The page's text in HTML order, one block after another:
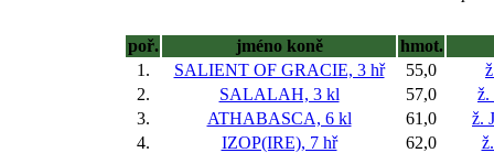
poř. jméno koně
hmot.
1.
SALIENT OF GRACIE, 3 hř 55,0
2.
SALALAH, 3 kl 57,0
ž.
3.
ATHABASCA, 6 kl 61,0
ž.
4.
IZOP(IRE), 7 hř 62,0